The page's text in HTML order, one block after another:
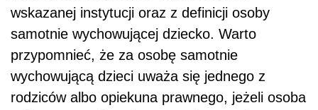
wskazanej instytucji oraz z definicji osoby
samotnie wychowującej dziecko. Warto
przypomnieć, że za osobę samotnie
wychowującą dzieci uważa się jednego z
rodziców albo opiekuna prawnego, jeżeli osoba